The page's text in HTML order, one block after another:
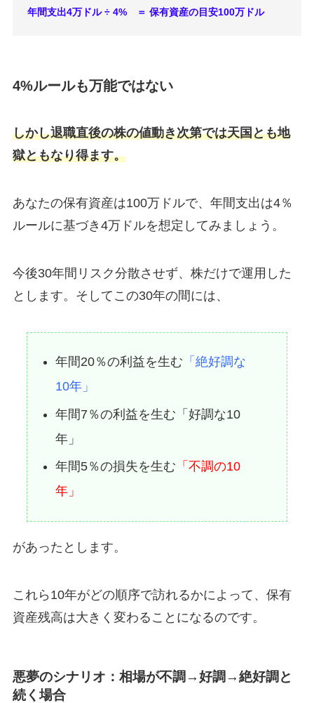
年間支出4万ドル ÷ 4% ＝ 保有資産の目安100万ドル
4%ルールも万能ではない
しかし退職直後の株の値動き次第では天国とも地
獄ともなり得ます。
あなたの保有資産は100万ドルで、年間支出は4％
ルールに基づき4万ドルを想定してみましょう。
今後30年間リスク分散させず、株だけで運用した
とします。そしてこの30年の間には、
年間20％の利益を生む 「絶好調な
10年」
年間7％の利益を生む「好調な10
年」
年間5％の損失を生む 「不調の10
年」
があったとします。
これら10年がどの順序で訪れるかによって、保有
資産残高は大きく変わることになるのです。
悪夢のシナリオ：相場が不調→好調→絶好調と
続く場合